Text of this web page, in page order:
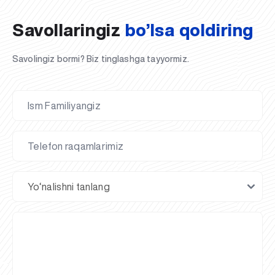
Savollaringiz bo’lsa qoldiring
Savolingiz bormi? Biz tinglashga tayyormiz.